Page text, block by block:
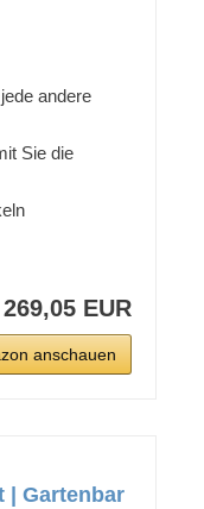
andere
Sie die
269,05 EUR
anschauen
| Gartenbar